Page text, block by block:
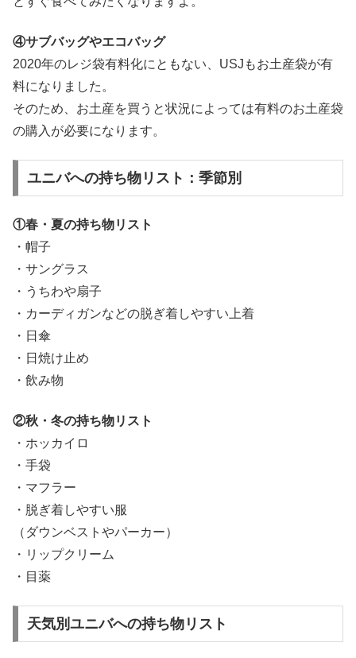
④サブバッグやエコバッグ
2020年のレジ袋有料化にともない、USJもお土産袋が有
料になりました。
そのため、お土産を買うと状況によっては有料のお土産袋
の購入が必要になります。
ユニバへの持ち物リスト：季節別
①春・夏の持ち物リスト
・帽子
・サングラス
・うちわや扇子
・カーディガンなどの脱ぎ着しやすい上着
・日傘
・日焼け止め
・飲み物
②秋・冬の持ち物リスト
・ホッカイロ
・手袋
・マフラー
・脱ぎ着しやすい服
（ダウンベストやパーカー）
・リップクリーム
・目薬
天気別ユニバへの持ち物リスト